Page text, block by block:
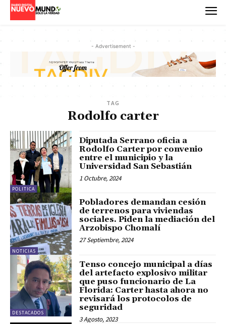
- Advertisement -
TAG
Rodolfo carter
POLITICA
Diputada Serrano oficia a
Rodolfo Carter por convenio
entre el municipio y la
Universidad San Sebastián
1 Octubre, 2024
NOTICIAS
Pobladores demandan cesión
de terrenos para viviendas
sociales. Piden la mediación del
Arzobispo Chomalí
27 Septiembre, 2024
DESTACADOS
Tenso concejo municipal a días
del artefacto explosivo militar
que puso funcionario de La
Florida: Carter hasta ahora no
revisará los protocolos de
seguridad
3 Agosto, 2023